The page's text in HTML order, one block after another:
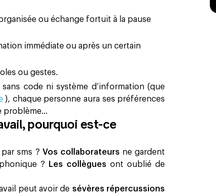
ou échange fortuit à la pause
immédiate ou après un certain
ou gestes.
sans code ni système d’information (que
), chaque personne aura ses préférences
problème...
pourquoi est-ce
sms ? Vos collaborateurs ne gardent
?
Les collèguesont oublié de
peut avoir de sévères répercussions